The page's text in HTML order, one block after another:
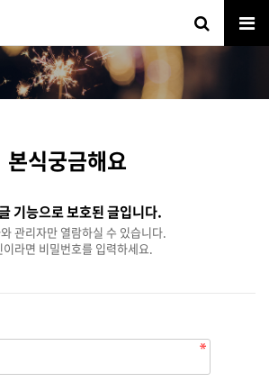
본식궁금해요
기능으로 보호된 글입니다.
관리자만 열람하실 수 있습니다.
이라면 비밀번호를 입력하세요.